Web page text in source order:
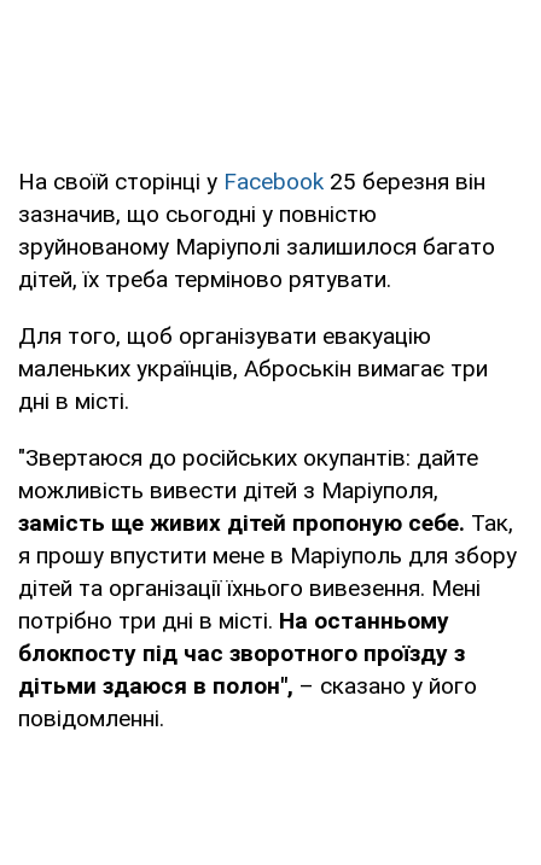
На своїй сторінці у Facebook 25 березня він
зазначив, що сьогодні у повністю
зруйнованому Маріуполі залишилося багато
дітей, їх треба терміново рятувати.
Для того, щоб організувати евакуацію
маленьких українців, Аброськін вимагає три
дні в місті.
"Звертаюся до російських окупантів: дайте
можливість вивести дітей з Маріуполя,
замість ще живих дітей пропоную себе. Так,
я прошу впустити мене в Маріуполь для збору
дітей та організації їхнього вивезення. Мені
потрібно три дні в місті. На останньому
блокпосту під час зворотного проїзду з
дітьми здаюся в полон", – сказано у його
повідомленні.